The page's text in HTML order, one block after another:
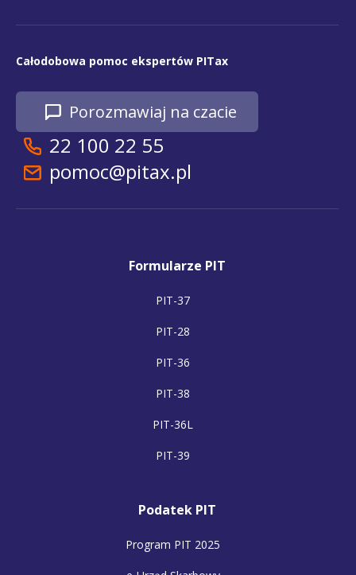
Całodobowa pomoc ekspertów PITax
Porozmawiaj na czacie
22 100 22 55
pomoc@pitax.pl
Formularze PIT
PIT-37
PIT-28
PIT-36
PIT-38
PIT-36L
PIT-39
Podatek PIT
Program PIT 2025